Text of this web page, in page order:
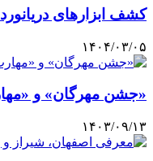
کشف ابزارهای
۱۴۰۴/۰۳/۰۵
«جشن مهرگان» و
۱۴۰۳/۰۹/۱۳